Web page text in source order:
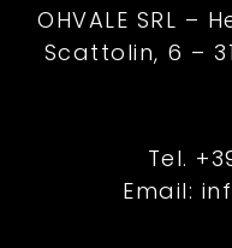
OHVALE SRL –
Scattolin, 6 –
Tel.
Email: